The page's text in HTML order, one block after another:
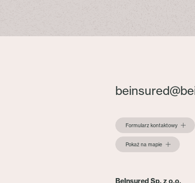
Formularz kontaktowy
Pokaż na mapie
BeInsured Sp. z o.o.